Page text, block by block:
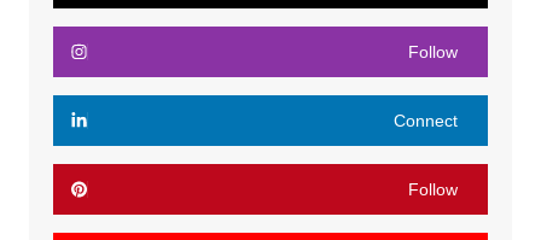
Follow
Connect
Follow